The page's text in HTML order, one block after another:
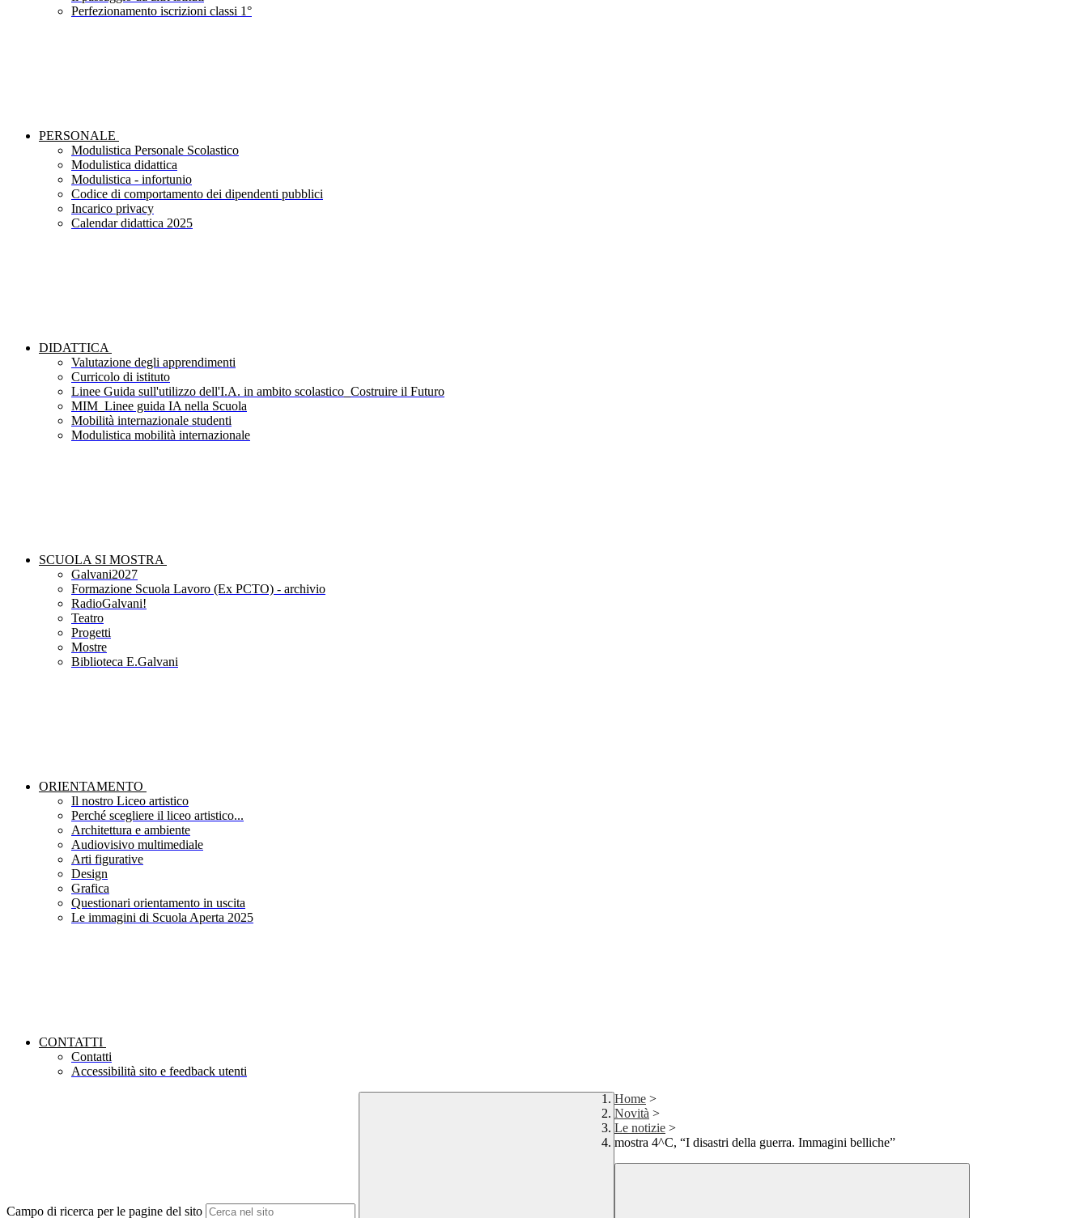
Perfezionamento iscrizioni classi 1°
PERSONALE
Modulistica Personale Scolastico
Modulistica didattica
Modulistica - infortunio
Codice di comportamento dei dipendenti pubblici
Incarico privacy
Calendar didattica 2025
DIDATTICA
Valutazione degli apprendimenti
Curricolo di istituto
Linee Guida sull'utilizzo dell'I.A. in ambito scolastico_Costruire il Futuro
MIM_Linee guida IA nella Scuola
Mobilità internazionale studenti
Modulistica mobilità internazionale
SCUOLA SI MOSTRA
Galvani2027
Formazione Scuola Lavoro (Ex PCTO) - archivio
RadioGalvani!
Teatro
Progetti
Mostre
Biblioteca E.Galvani
ORIENTAMENTO
Il nostro Liceo artistico
Perché scegliere il liceo artistico...
Architettura e ambiente
Audiovisivo multimediale
Arti figurative
Design
Grafica
Questionari orientamento in uscita
Le immagini di Scuola Aperta 2025
CONTATTI
Contatti
Accessibilità sito e feedback utenti
Campo di ricerca per le pagine del sito
Home >
Novità >
Le notizie >
mostra 4^C, “I disastri della guerra. Immagini belliche”